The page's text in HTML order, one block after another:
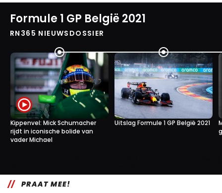
Formule 1 GP België 2021
RN365 NIEUWSDOSSIER
Kippenvel: Mick Schumacher
rijdt in iconische bolide van
vader Michael
Uitslag Formule 1 GP België 2021
PRAAT MEE!